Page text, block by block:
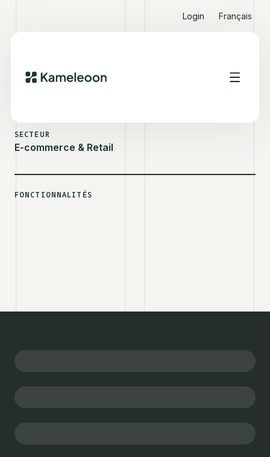
Login Français
VOIR D'AUTRES SUCCESS STORIES
SECTEUR
E-commerce & Retail
FONCTIONNALITÉS